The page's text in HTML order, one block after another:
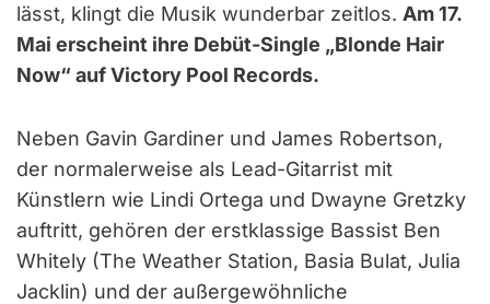
lässt, klingt die Musik wunderbar zeitlos. Am 17.
Mai erscheint ihre Debüt-Single „Blonde Hair
Now“ auf Victory Pool Records.
Neben Gavin Gardiner und James Robertson,
der normalerweise als Lead-Gitarrist mit
Künstlern wie Lindi Ortega und Dwayne Gretzky
auftritt, gehören der erstklassige Bassist Ben
Whitely (The Weather Station, Basia Bulat, Julia
Jacklin) und der außergewöhnliche